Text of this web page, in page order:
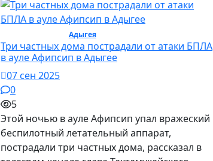
Адыгея/ Происшествие
Три частных дома пострадали от атаки БПЛА
в ауле Афипсип в Адыгее
07 сен 2025
0
5
Этой ночью в ауле Афипсип упал вражеский
беспилотный летательный аппарат,
пострадали три частных дома, рассказал в